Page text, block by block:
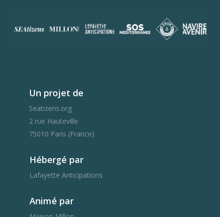
Un projet de
Seatizens.org
2 rue Hauteville
75010 Paris (France)
Hébergé par
Lafayette Anticipations
Animé par